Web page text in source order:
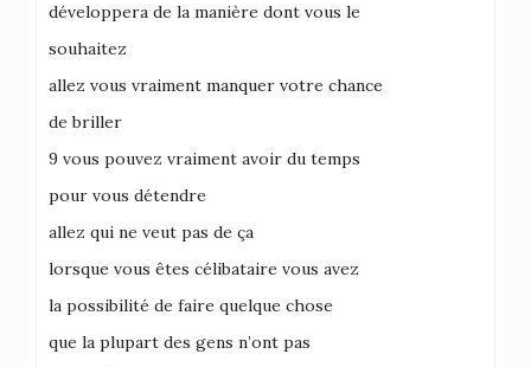
développera de la manière dont vous le
souhaitez
allez vous vraiment manquer votre chance
de briller
9 vous pouvez vraiment avoir du temps
pour vous détendre
allez qui ne veut pas de ça
lorsque vous êtes célibataire vous avez
la possibilité de faire quelque chose
que la plupart des gens n’ont pas